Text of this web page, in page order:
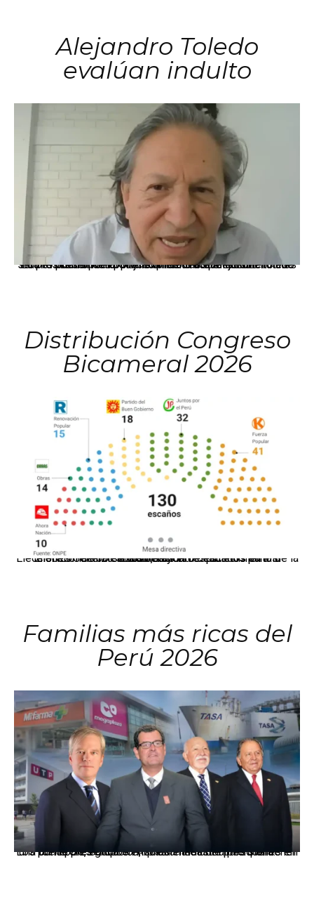
Alejandro Toledo
evalúan indulto
La presidenta Keiko Fujimori informó que la solicitud de indulto presentada por el expresidente Alejandro Toledo será evaluada por la Comisión de Gracias Presidenciales conforme al procedimiento establecido.
Distribución Congreso
Bicameral 2026
El JNE oficializó la distribución de escaños para la elección de 60 senadores y 130 diputados en las Elecciones Generales 2026, tras el restablecimiento de la Bicameralidad.
Familias más ricas del
Perú 2026
Los principales grupos empresariales del país mantienen una fuerte presencia en Áncash mediante inversiones en comercio, educación, salud e industria pesquera.